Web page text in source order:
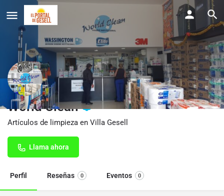
World Clean
Artículos de limpieza en Villa Gesell
Llama ahora
Perfil Reseñas 0 Eventos 0